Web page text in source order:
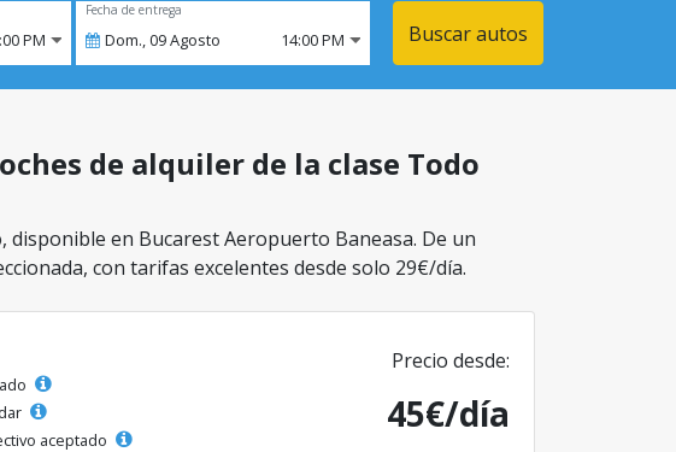
PM
Fecha de entrega
Dom.,09Agosto 14:00 PM Buscar autos
de alquiler de la clase Todo
en Bucarest Aeropuerto Baneasa. De un
con tarifas excelentes desde solo 29€/día.
aceptado
Precio desde:
45€/día